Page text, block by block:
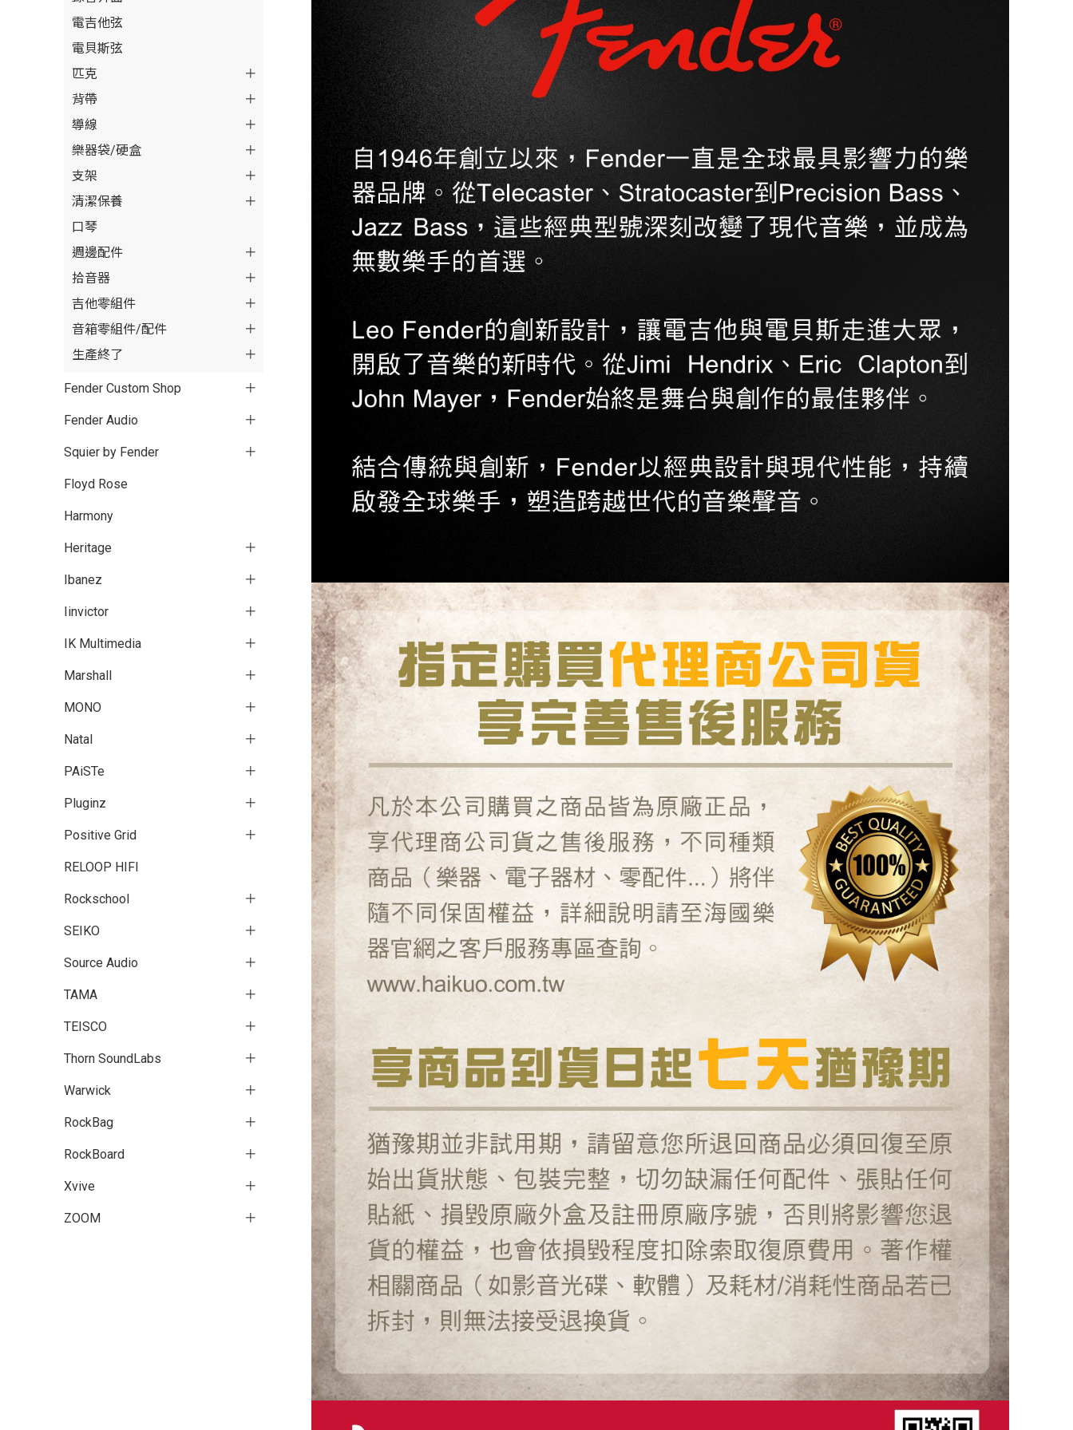
電吉他弦
電貝斯弦
匹克
背帶
導線
樂器袋/硬盒
支架
清潔保養
口琴
週邊配件
拾音器
吉他零組件
音箱零組件/配件
生產終了
Fender Custom Shop
Fender Audio
Squier by Fender
Floyd Rose
Harmony
Heritage
Ibanez
Iinvictor
IK Multimedia
Marshall
MONO
Natal
PAiSTe
Pluginz
Positive Grid
RELOOP HIFI
Rockschool
SEIKO
Source Audio
TAMA
TEISCO
Thorn SoundLabs
Warwick
RockBag
RockBoard
Xvive
ZOOM